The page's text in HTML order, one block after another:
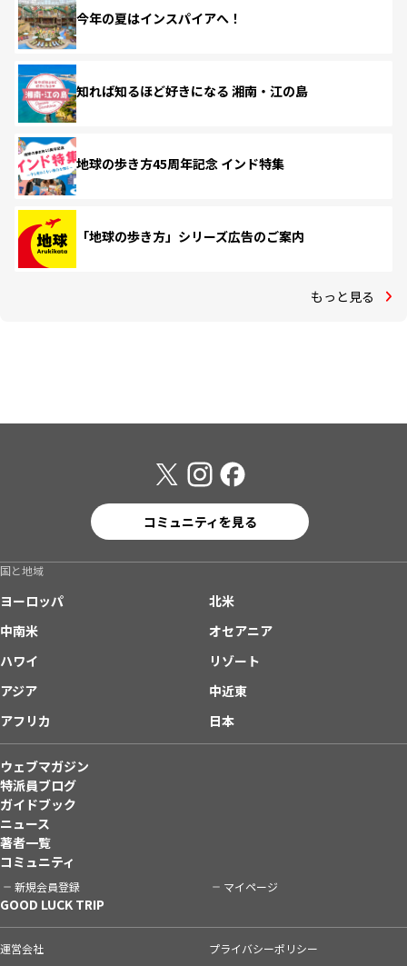
今年の夏はインスパイアへ！
知れば知るほど好きになる 湘南・江の島
地球の歩き方45周年記念 インド特集
「地球の歩き方」シリーズ広告のご案内
もっと見る
コミュニティを見る
国と地域
ヨーロッパ
北米
中南米
オセアニア
ハワイ
リゾート
アジア
中近東
アフリカ
日本
ウェブマガジン
特派員ブログ
ガイドブック
ニュース
著者一覧
コミュニティ
新規会員登録 マイページ
GOOD LUCK TRIP
運営会社 プライバシーポリシー